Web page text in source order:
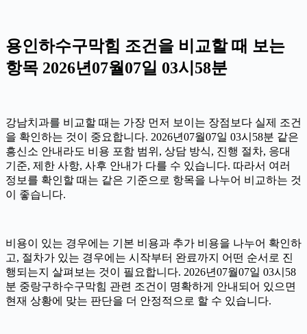
용인하수구막힘 조건을 비교할 때 보는
항목 2026년07월07일 03시58분
강남치과를 비교할 때는 가장 먼저 보이는 장점보다 실제 조건
을 확인하는 것이 중요합니다. 2026년07월07일 03시58분 같은
흥신소 안내라도 비용 포함 범위, 상담 방식, 진행 절차, 응대
기준, 제한 사항, 사후 안내가 다를 수 있습니다. 따라서 여러
정보를 확인할 때는 같은 기준으로 항목을 나누어 비교하는 것
이 좋습니다.
비용이 있는 경우에는 기본 비용과 추가 비용을 나누어 확인하
고, 절차가 있는 경우에는 시작부터 완료까지 어떤 순서로 진
행되는지 살펴보는 것이 필요합니다. 2026년07월07일 03시58
분 중랑구하수구막힘 관련 조건이 명확하게 안내되어 있으면
현재 상황에 맞는 판단을 더 안정적으로 할 수 있습니다.